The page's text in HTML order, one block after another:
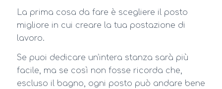
La prima cosa da fare è scegliere il posto
migliore in cui creare la tua postazione di
lavoro.
Se puoi dedicare un’intera stanza sarà più
facile, ma se così non fosse ricorda che,
escluso il bagno, ogni posto può andare bene